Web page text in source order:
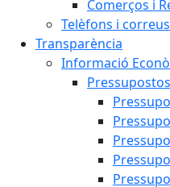
Comerços i
Telèfons i
Transparència
Informació